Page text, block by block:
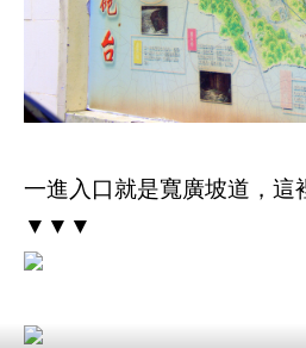
一進入口就是寬廣坡道，這
▼▼▼